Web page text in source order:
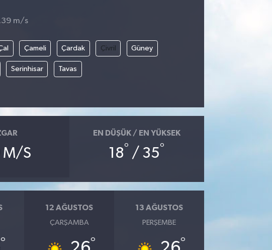
m/s
Çameli Çardak Çivril Güney
Serinhisar Tavas
M/S
EN DÜŞÜK / EN YÜKSEK
18° / 35°
°
12 AĞUSTOS
ÇARŞAMBA
°
13 AĞUSTOS
PERŞEMBE
°